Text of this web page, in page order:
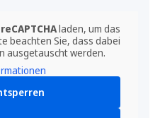
reCAPTCHAladen, um das
beachten Sie, dass dabei
ausgetauscht werden.